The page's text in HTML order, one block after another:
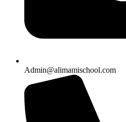
Admin@alimamischool.com